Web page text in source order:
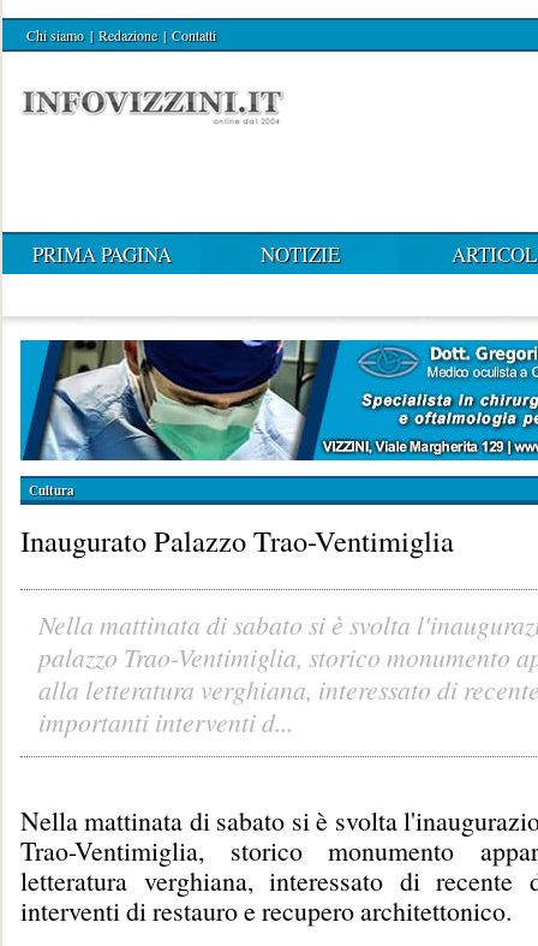
Chi siamo | Redazione | Contatti
PRIMA PAGINA NOTIZIE
Cultura
Inaugurato Palazzo Trao-Ventimiglia
Nella mattinata di sabato si è svolta
palazzo Trao-Ventimiglia, storico monumento
alla letteratura verghiana, interessato di
importanti interventi d...
Nella mattinata di sabato si è svolta
Trao-Ventimiglia, storico monumento
letteratura verghiana, interessato di recente
interventi di restauro e recupero architettonico.